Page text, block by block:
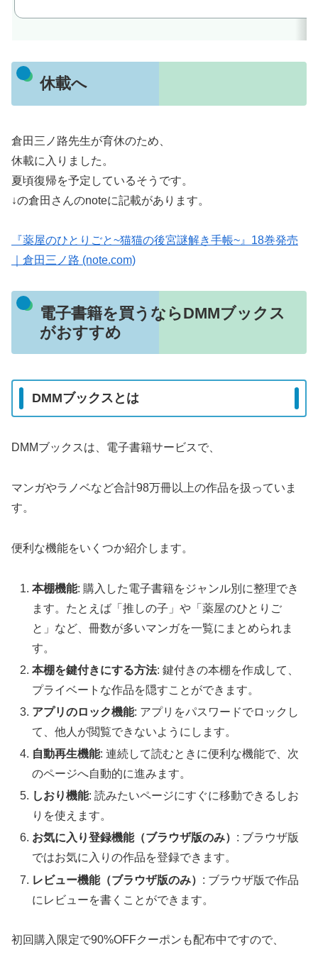
休載へ
倉田三ノ路先生が育休のため、
休載に入りました。
夏頃復帰を予定しているそうです。
↓の倉田さんのnoteに記載があります。
『薬屋のひとりごと~猫猫の後宮謎解き手帳~』18巻発売
｜倉田三ノ路 (note.com)
電子書籍を買うならDMMブックス
がおすすめ
DMMブックスとは
DMMブックスは、電子書籍サービスで、
マンガやラノベなど合計98万冊以上の作品を扱っていま
す。
便利な機能をいくつか紹介します。
本棚機能: 購入した電子書籍をジャンル別に整理でき
ます。たとえば「推しの子」や「薬屋のひとりご
と」など、冊数が多いマンガを一覧にまとめられま
す。
本棚を鍵付きにする方法: 鍵付きの本棚を作成して、
プライベートな作品を隠すことができます。
アプリのロック機能: アプリをパスワードでロックし
て、他人が閲覧できないようにします。
自動再生機能: 連続して読むときに便利な機能で、次
のページへ自動的に進みます。
しおり機能: 読みたいページにすぐに移動できるしお
りを使えます。
お気に入り登録機能（ブラウザ版のみ） : ブラウザ版
ではお気に入りの作品を登録できます。
レビュー機能（ブラウザ版のみ） : ブラウザ版で作品
にレビューを書くことができます。
初回購入限定で90%OFFクーポンも配布中ですので、